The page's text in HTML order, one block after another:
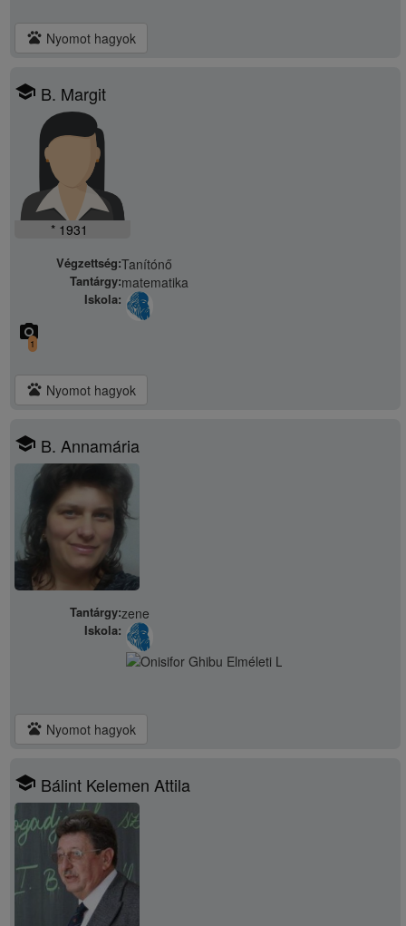
pets Nyomot hagyok
school B. Margit
* 1931
Végzettség:Tanítónő
Tantárgy:matematika
Iskola:
camera_alt
1
pets Nyomot hagyok
school B. Annamária
Tantárgy:zene
Iskola:
pets Nyomot hagyok
school Bálint Kelemen Attila